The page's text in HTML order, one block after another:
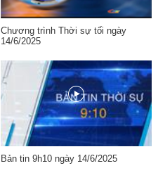
Chương trình Thời sự tối ngày
14/6/2025
Bản tin 9h10 ngày 14/6/2025